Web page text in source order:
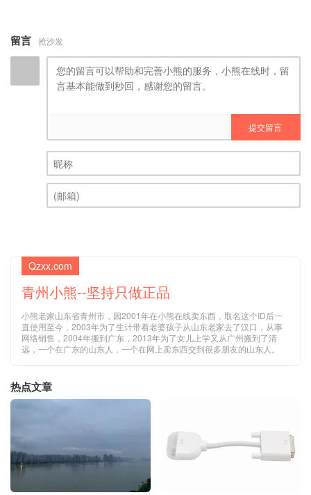
留言 抢沙发
提交留言
昵称 (必填)
Qzxx.com
青州小熊--坚持只做正品
小熊老家山东省青州市，因2001年在小熊在线卖东西，取名这个ID后一
直使用至今，2003年为了生计带着老婆孩子从山东老家去了汉口，从事
网络销售，2004年搬到广东，2013年为了女儿上学又从广州搬到了清
远，一个在广东的山东人，一个在网上卖东西交到很多朋友的山东人。
热点文章